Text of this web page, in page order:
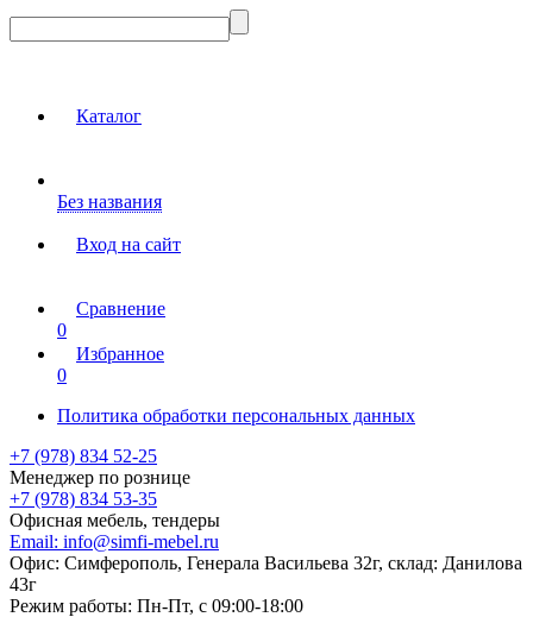
Каталог
Без названия
Вход на сайт
Сравнение
0
Избранное
0
Политика обработки персональных данных
+7 (978) 834 52-25
Менеджер по рознице
+7 (978) 834 53-35
Офисная мебель, тендеры
Email: info@simfi-mebel.ru
Офис: Симферополь, Генерала Васильева 32г, склад: Данилова
43г
Режим работы: Пн-Пт, с 09:00-18:00